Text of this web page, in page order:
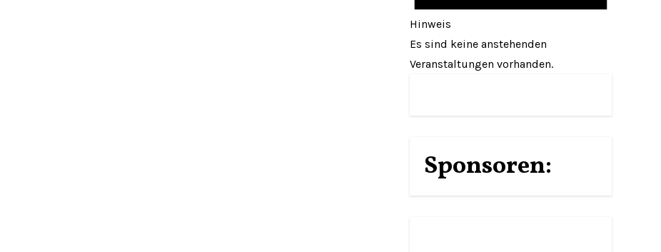
Hinweis
Es sind keine anstehenden
Veranstaltungen vorhanden.
Sponsoren: